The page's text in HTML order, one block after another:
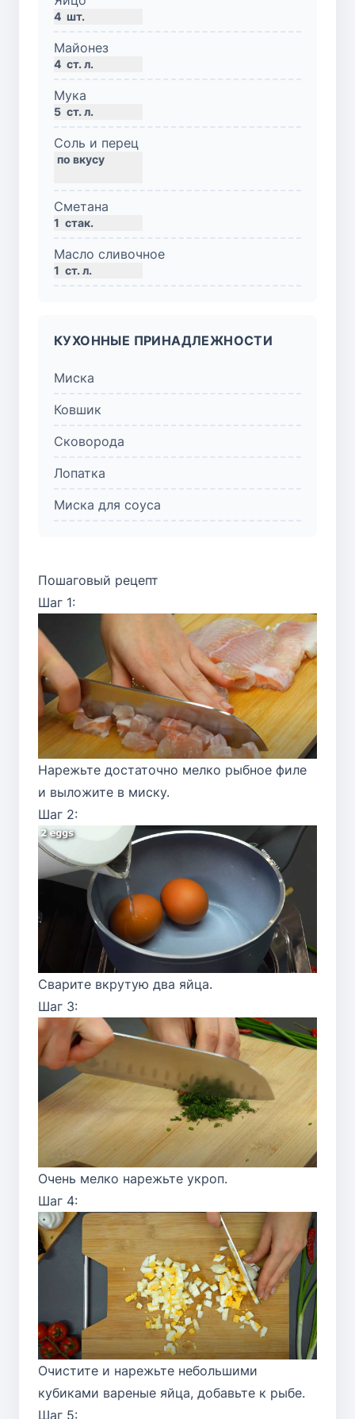
4 шт.
Майонез
4 ст. л.
Мука
5 ст. л.
Соль и перец
Сметана
1 стак.
Масло сливочное
1 ст. л.
КУХОННЫЕ ПРИНАДЛЕЖНОСТИ
Миска
Ковшик
Сковорода
Лопатка
Миска для соуса
Пошаговый рецепт
Шаг 1:
Нарежьте достаточно мелко рыбное филе
и выложите в миску.
Шаг 2:
Сварите вкрутую два яйца.
Шаг 3:
Очень мелко нарежьте укроп.
Шаг 4:
Очистите и нарежьте небольшими
кубиками вареные яйца, добавьте к рыбе.
Шаг 5: